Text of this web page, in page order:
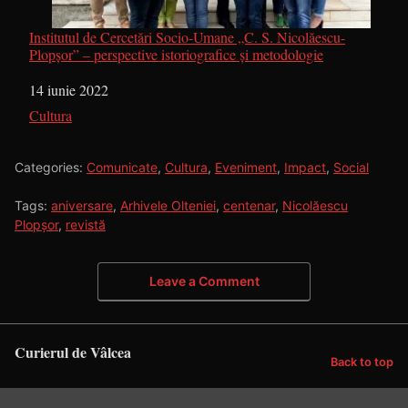
Institutul de Cercetări Socio-Umane „C. S. Nicolăescu-
Plopșor” – perspective istoriografice și metodologie
Dată
14 iunie 2022
În legătură cu
Cultura
Categories: Comunicate, Cultura, Eveniment, Impact, Social
Tags: aniversare, Arhivele Olteniei, centenar, Nicolăescu
Plopșor, revistă
Leave a Comment
Curierul de Vâlcea Back to top